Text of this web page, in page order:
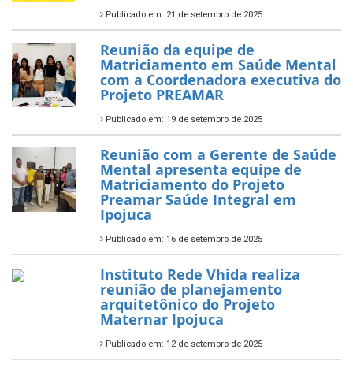
Publicado em: 21 de setembro de 2025
Reunião da equipe de
Matriciamento em Saúde Mental
com a Coordenadora executiva do
Projeto PREAMAR
Publicado em: 19 de setembro de 2025
Reunião com a Gerente de Saúde
Mental apresenta equipe de
Matriciamento do Projeto
Preamar Saúde Integral em
Ipojuca
Publicado em: 16 de setembro de 2025
Instituto Rede Vhida realiza
reunião de planejamento
arquitetônico do Projeto
Maternar Ipojuca
Publicado em: 12 de setembro de 2025